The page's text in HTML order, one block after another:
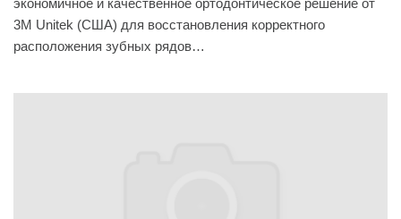
экономичное и качественное ортодонтическое решение от
3М Unitek (США) для восстановления корректного
расположения зубных рядов…